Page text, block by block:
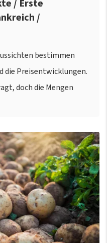
/ Erste
/
bestimmen
die Preisentwicklungen.
doch die Mengen